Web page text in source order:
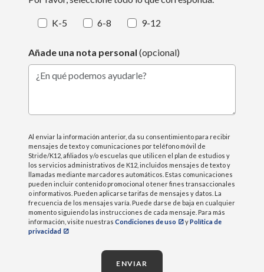
K-5 6-8 9-12
Añade una nota personal (opcional)
¿En qué podemos ayudarle?
Al enviar la información anterior, da su consentimiento para recibir
mensajes de texto y comunicaciones por teléfono móvil de
Stride/K12, afiliados y/o escuelas que utilicen el plan de estudios y
los servicios administrativos de K12, incluidos mensajes de texto y
llamadas mediante marcadores automáticos. Estas comunicaciones
pueden incluir contenido promocional o tener fines transaccionales
o informativos. Pueden aplicarse tarifas de mensajes y datos. La
frecuencia de los mensajes varía. Puede darse de baja en cualquier
momento siguiendo las instrucciones de cada mensaje. Para más
información, visite nuestras Condiciones de uso yPolítica de
privacidad
ENVIAR